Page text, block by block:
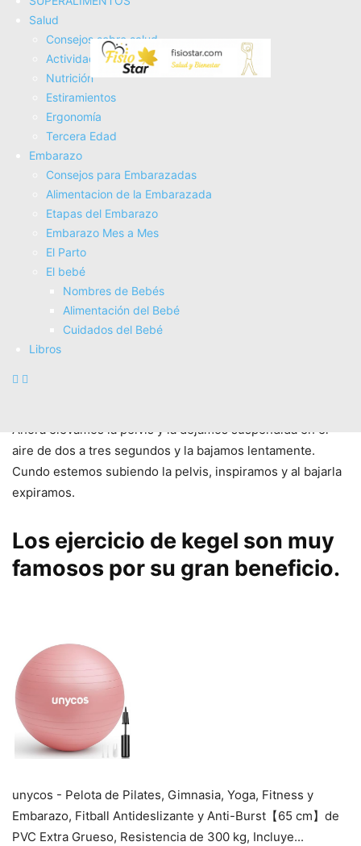
Salud
Consejos sobre salud
Actividad Fí­sica
Nutrición
Estiramientos
Ergonomí­a
Tercera Edad
Embarazo
Consejos para Embarazadas
Alimentacion de la Embarazada
Etapas del Embarazo
Embarazo Mes a Mes
El Parto
El bebé
Nombres de Bebés
Alimentación del Bebé
Cuidados del Bebé
Libros
nada raro ni tengas que moverte, por lo que te permite
hacerlo a cualquier hora del día y haciendo cualquier cosa,
incluso en el trabajo. En tres meses, ya se debería notar la
mejoría.
Una forma muy fácil de hacer el ejercicio es mientras
estamos en el baño haciendo pis. Lo único que se debe
hacer es orinar un poco e intentar contener la orina y
volver a soltar. Así varias veces hasta que se termine.
Otro método es ir soltándola poco a poco.
En nuestra mantita para hacer yoga
arriba y abrimos las piernas. No se deben abrir mucho, con
que queden paralelas a los hombres es más que
suficiente.
estiradas.
Ahora elevamos la pelvis y la dejamos suspendida en el
aire de dos a tres segundos y la bajamos lentamente.
Cundo estemos subiendo la pelvis, inspiramos y al bajarla
expiramos.
Los ejercicio de kegel son muy
famosos por su gran beneficio.
unycos - Pelota de Pilates, Gimnasia, Yoga, Fitness y
Embarazo, Fitball Antideslizante y Anti-Burst【65 cm】de
PVC Extra Grueso, Resistencia de 300 kg, Incluye...